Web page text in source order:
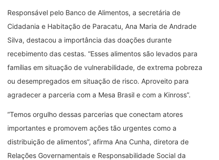
Responsável pelo Banco de Alimentos, a secretária de
Cidadania e Habitação de Paracatu, Ana Maria de Andrade
Silva, destacou a importância das doações durante
recebimento das cestas. “Esses alimentos são levados para
famílias em situação de vulnerabilidade, de extrema pobreza
ou desempregados em situação de risco. Aproveito para
agradecer a parceria com a Mesa Brasil e com a Kinross”.
“Temos orgulho dessas parcerias que conectam atores
importantes e promovem ações tão urgentes como a
distribuição de alimentos”, afirma Ana Cunha, diretora de
Relações Governamentais e Responsabilidade Social da